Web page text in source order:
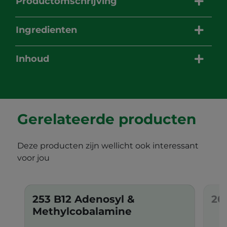
Ingredienten
Inhoud
Gerelateerde producten
Deze producten zijn wellicht ook interessant
voor jou
253 B12 Adenosyl &
Methylcobalamine